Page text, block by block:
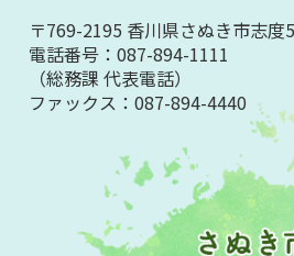
〒769-2195 香川県さぬき市志度
電話番号：087-894-1111
（総務課 代表電話）
ファックス：087-894-4440